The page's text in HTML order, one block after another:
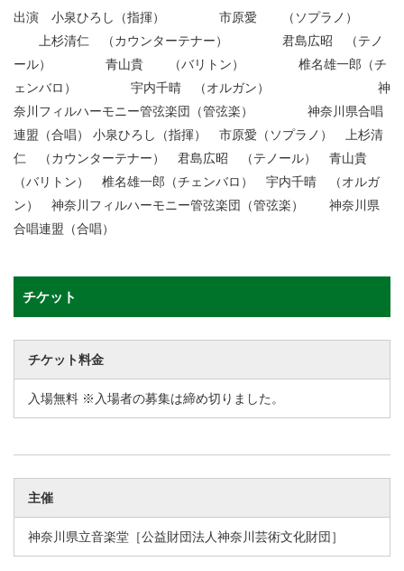
出演 小泉ひろし（指揮） 市原愛 （ソプラノ）
上杉清仁 （カウンターテナー） 君島広昭 （テノ
ール） 青山貴 （バリトン） 椎名雄一郎（チ
ェンバロ） 宇内千晴 （オルガン） 神
奈川フィルハーモニー管弦楽団（管弦楽） 神奈川県合唱
連盟（合唱） 小泉ひろし（指揮） 市原愛（ソプラノ） 上杉清
仁 （カウンターテナー） 君島広昭 （テノール） 青山貴
（バリトン） 椎名雄一郎（チェンバロ） 宇内千晴 （オルガ
ン） 神奈川フィルハーモニー管弦楽団（管弦楽） 神奈川県
合唱連盟（合唱）
チケット
チケット料金
入場無料 ※入場者の募集は締め切りました。
主催
神奈川県立音楽堂［公益財団法人神奈川芸術文化財団］